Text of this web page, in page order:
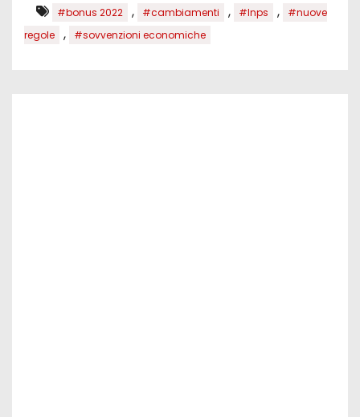
#bonus 2022 , #cambiamenti , #Inps ,
#nuove
regole
, #sovvenzioni economiche